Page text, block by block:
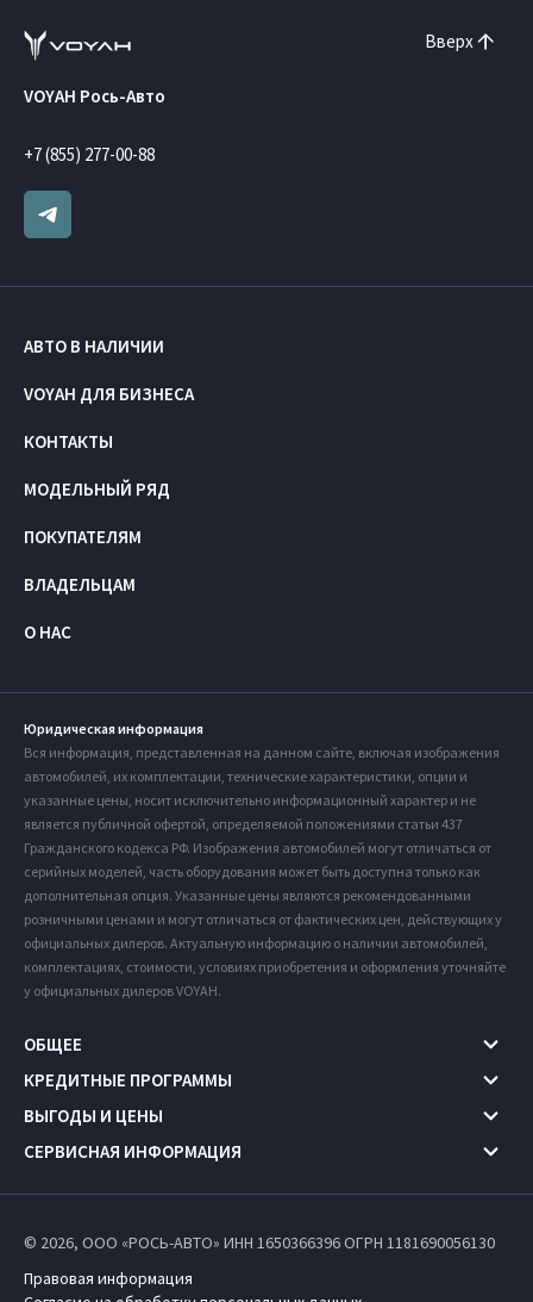
Вверх
VOYAH Рось-Авто
+7 (855) 277-00-88
АВТО В НАЛИЧИИ
VOYAH ДЛЯ БИЗНЕСА
КОНТАКТЫ
МОДЕЛЬНЫЙ РЯД
ПОКУПАТЕЛЯМ
ВЛАДЕЛЬЦАМ
О НАС
Юридическая информация
Вся информация, представленная на данном сайте, включая изображения
автомобилей, их комплектации, технические характеристики, опции и
указанные цены, носит исключительно информационный характер и не
является публичной офертой, определяемой положениями статьи 437
Гражданского кодекса РФ. Изображения автомобилей могут отличаться от
серийных моделей, часть оборудования может быть доступна только как
дополнительная опция. Указанные цены являются рекомендованными
розничными ценами и могут отличаться от фактических цен, действующих у
официальных дилеров. Актуальную информацию о наличии автомобилей,
комплектациях, стоимости, условиях приобретения и оформления уточняйте
у официальных дилеров VOYAH.
ОБЩЕЕ
КРЕДИТНЫЕ ПРОГРАММЫ
ВЫГОДЫ И ЦЕНЫ
СЕРВИСНАЯ ИНФОРМАЦИЯ
© 2026, ООО «РОСЬ-АВТО» ИНН 1650366396ОГРН 1181690056130
Правовая информация